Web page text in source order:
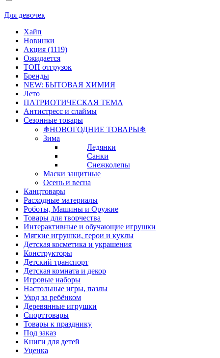
Для девочек
Хайп
Новинки
Акция (1119)
Ожидается
ТОП отгрузок
Бренды
NEW: БЫТОВАЯ ХИМИЯ
Лето
ПАТРИОТИЧЕСКАЯ ТЕМА
Антистресс и слаймы
Сезонные товары
❄НОВОГОДНИЕ ТОВАРЫ❄
Зима
Ледянки
Санки
Снежколепы
Маски защитные
Осень и весна
Канцтовары
Расходные материалы
Роботы, Машины и Оружие
Товары для творчества
Интерактивные и обучающие игрушки
Мягкие игрушки, герои и куклы
Детская косметика и украшения
Конструкторы
Детский транспорт
Детская комната и декор
Игровые наборы
Настольные игры, пазлы
Уход за ребёнком
Деревянные игрушки
Спорттовары
Товары к празднику
Под заказ
Книги для детей
Уценка